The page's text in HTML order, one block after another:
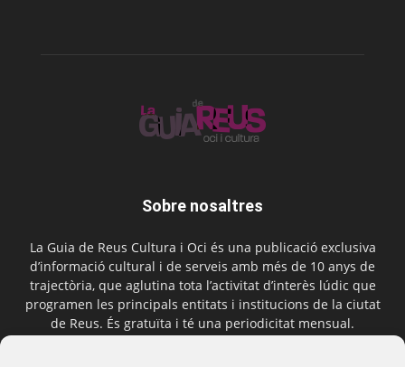
Sobre nosaltres
La Guia de Reus Cultura i Oci és una publicació exclusiva
d’informació cultural i de serveis amb més de 10 anys de
trajectòria, que aglutina tota l’activitat d’interès lúdic que
programen les principals entitats i institucions de la ciutat
de Reus. És gratuïta i té una periodicitat mensual.